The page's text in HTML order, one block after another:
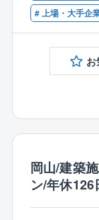
■ポジション
＼業界でも珍
く！／
お客様に寄
か、把握し
また一貫して
になることが
反響営業が
わせのあった
販売等)
■接客や営業
■実務経験は
訓練校等も可)
# 上場・大手企
お
岡山/建築
ン/年休126